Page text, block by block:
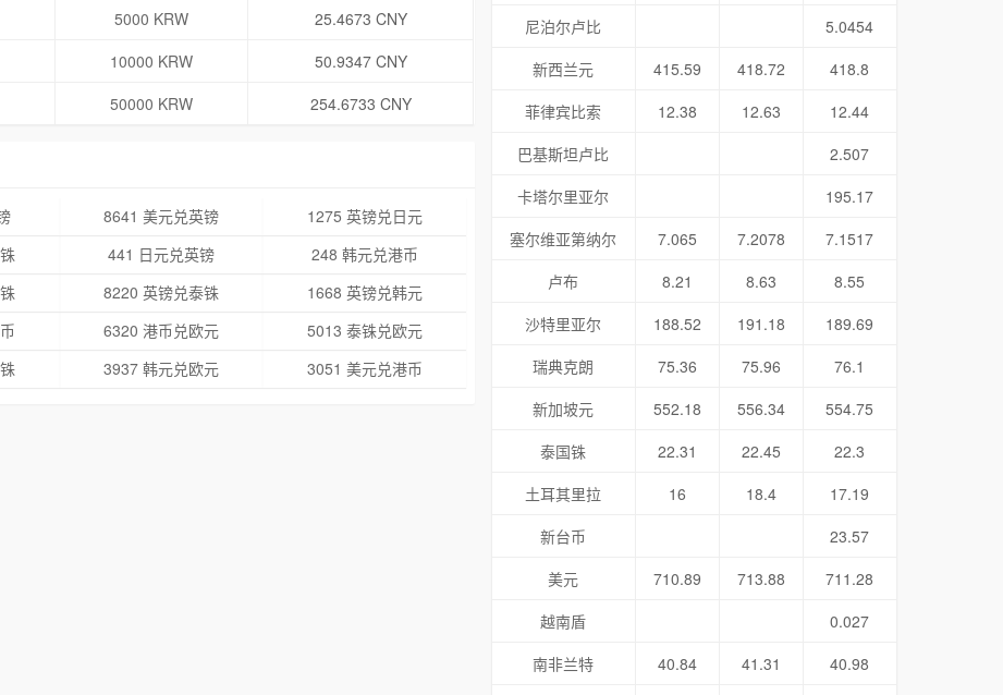
5000 KRW
25.4673 CNY
10000 KRW
50.9347 CNY
50000 KRW 254.6733 CNY
8641 美元兑英镑
1275 英镑兑日元
441 日元兑英镑
248 韩元兑港币
8220 英镑兑泰铢
1668 英镑兑韩元
6320 港币兑欧元
5013 泰铢兑欧元
3937 韩元兑欧元 3051 美元兑港币
尼泊尔卢比
5.0454
新西兰元
415.59 418.72
418.8
菲律宾比索
12.38 12.63
12.44
巴基斯坦卢比
2.507
卡塔尔里亚尔
195.17
塞尔维亚第纳尔
7.065 7.2078
7.1517
卢布
8.21 8.63
8.55
沙特里亚尔
188.52 191.18
189.69
瑞典克朗
75.36 75.96
76.1
新加坡元
552.18 556.34
554.75
泰国铢
22.31 22.45
22.3
土耳其里拉
16 18.4
17.19
新台币
23.57
美元
710.89 713.88
711.28
越南盾
0.027
南非兰特
40.84 41.31 40.98